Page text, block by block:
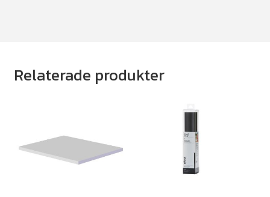
Relaterade produkter